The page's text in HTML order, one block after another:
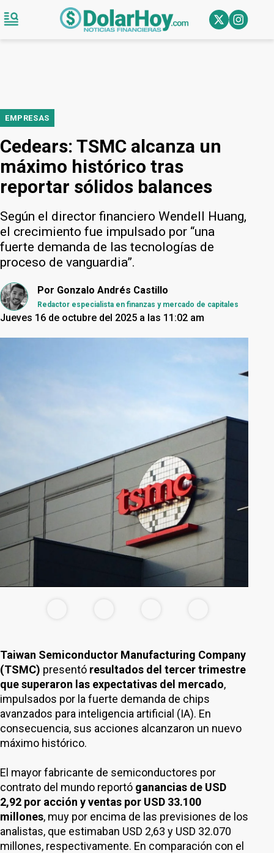
EMPRESAS
Cedears: TSMC alcanza un
máximo histórico tras
reportar sólidos balances
Según el director financiero Wendell Huang,
el crecimiento fue impulsado por “una
fuerte demanda de las tecnologías de
proceso de vanguardia”.
Por Gonzalo Andrés Castillo
Redactor especialista en finanzas y mercado de capitales
Jueves 16 de octubre del 2025 a las 11:02 am
Taiwan Semiconductor Manufacturing Company
(TSMC) presentó resultados del tercer trimestre
que superaron las expectativas del mercado,
impulsados por la fuerte demanda de chips
avanzados para inteligencia artificial (IA). En
consecuencia, sus acciones alcanzaron un nuevo
máximo histórico.
El mayor fabricante de semiconductores por
contrato del mundo reportó ganancias de USD
2,92 por acción y ventas por USD 33.100
millones, muy por encima de las previsiones de los
analistas, que estimaban USD 2,63 y USD 32.070
millones, respectivamente. En comparación con el